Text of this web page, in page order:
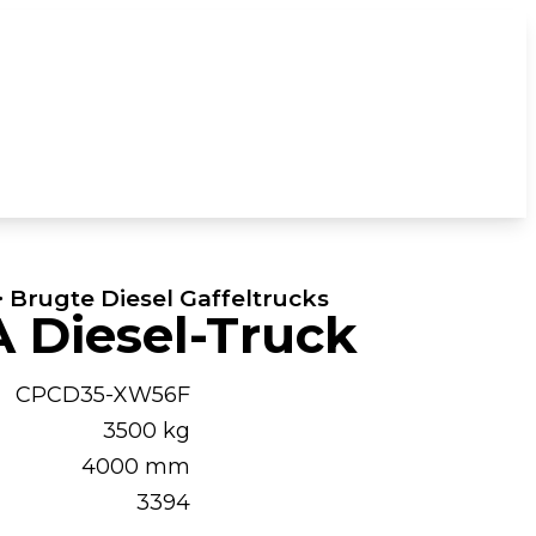
Brugte Diesel Gaffeltrucks
Diesel-Truck
CPCD35-XW56F
3500 kg
4000 mm
3394